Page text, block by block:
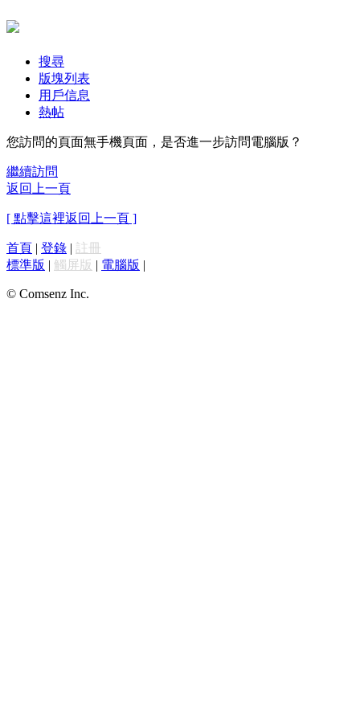
搜尋
版塊列表
用戶信息
熱帖
您訪問的頁面無手機頁面，是否進一步訪問電腦版？
繼續訪問
返回上一頁
[ 點擊這裡返回上一頁 ]
首頁 | 登錄 | 註冊
標準版 | 觸屏版 | 電腦版 |
© Comsenz Inc.